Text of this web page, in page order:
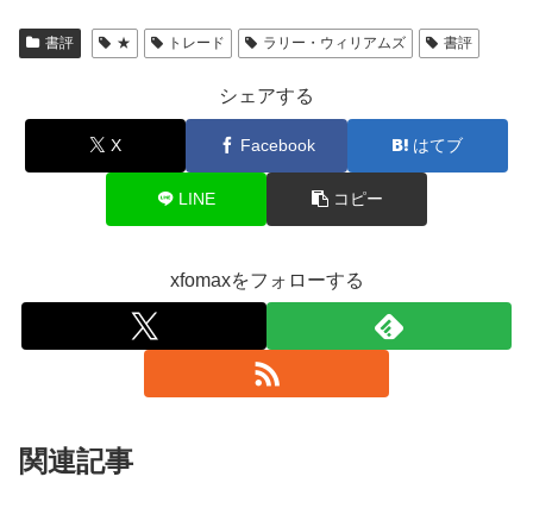
書評 ★ トレード ラリー・ウィリアムズ 書評
シェアする
X Facebook はてブ
LINE コピー
xfomaxをフォローする
関連記事